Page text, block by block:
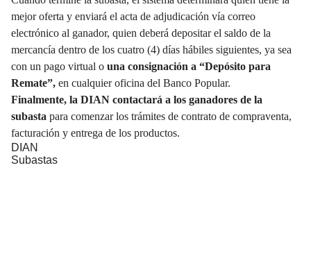
mejor oferta y enviará el acta de adjudicación vía correo
electrónico al ganador, quien deberá depositar el saldo de la
mercancía dentro de los cuatro (4) días hábiles siguientes, ya sea
con un pago virtual o una consignación a “Depósito para
Remate”, en cualquier oficina del Banco Popular.
Finalmente, la DIAN contactará a los ganadores de la
subasta para comenzar los trámites de contrato de compraventa,
facturación y entrega de los productos.
DIAN
Subastas